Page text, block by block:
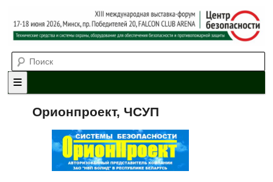
XII международная выставка-
форум «Центр безопасности»
систем охраны, оборудования для обеспечения безопасности и
противопожарной защиты. 4-5 июня 2025, Минск, пр. Победителей,
20
Главное меню
Перейти к основному содержимому
Перейти к дополнительному содержимому
Орионпроект, ЧСУП